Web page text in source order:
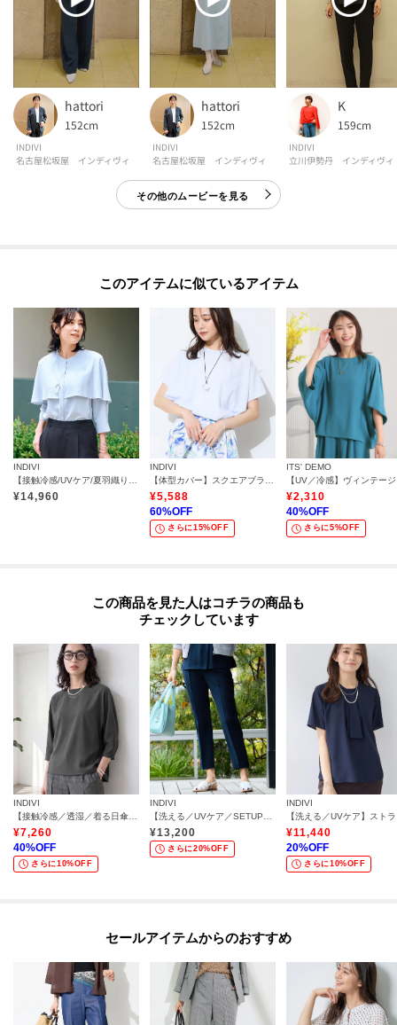
hattori
152cm
INDIVI
名古屋松坂屋 インディヴィ
hattori
152cm
INDIVI
名古屋松坂屋 インディヴィ
K
159cm
INDIVI
立川伊勢丹 インディヴィ
その他のムービーを見る
このアイテムに似ているアイテム
INDIVI
【接触冷感/UVケア/夏羽織り/着る日傘】ケープ風ブラウス
¥14,960
INDIVI
【体型カバー】スクエアブラウス
¥5,588
60%OFF
さらに15%OFF
ITS' DEMO
¥2,310
40%OFF
さらに5%OFF
この商品を見た人はコチラの商品も
チェックしています
INDIVI
¥7,260
40%OFF
さらに10%OFF
INDIVI
¥13,200
さらに20%OFF
INDIVI
¥11,440
20%OFF
さらに10%OFF
セールアイテムからのおすすめ